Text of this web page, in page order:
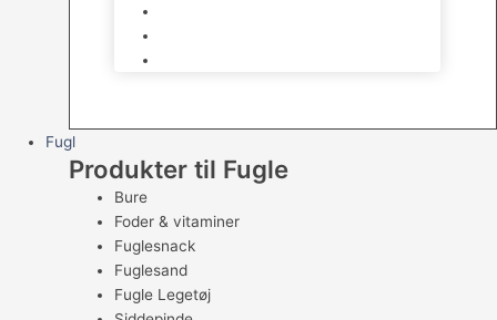
Fugl
Produkter til Fugle
Bure
Foder & vitaminer
Fuglesnack
Fuglesand
Fugle Legetøj